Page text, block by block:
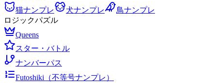
猫ナンプレ
犬ナンプレ
鳥ナンプレ
ロジックパズル
Queens
スター・バトル
ナンバーパス
Futoshiki（不等号ナンプレ）